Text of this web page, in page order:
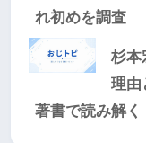
れ初めを調査
杉本
理由
著書で読み解く